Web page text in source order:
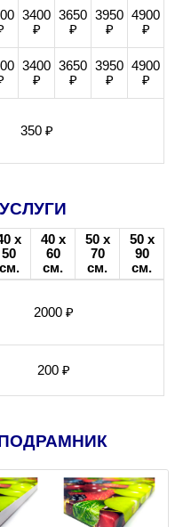
3400
₽
3650
₽
3950
₽
4900
₽
3400
₽
3650
₽
3950
₽
4900
₽
350 ₽
х
50
см.
40 х
60
см.
50 х
70
см.
50 х
90
см.
2000 ₽
200 ₽